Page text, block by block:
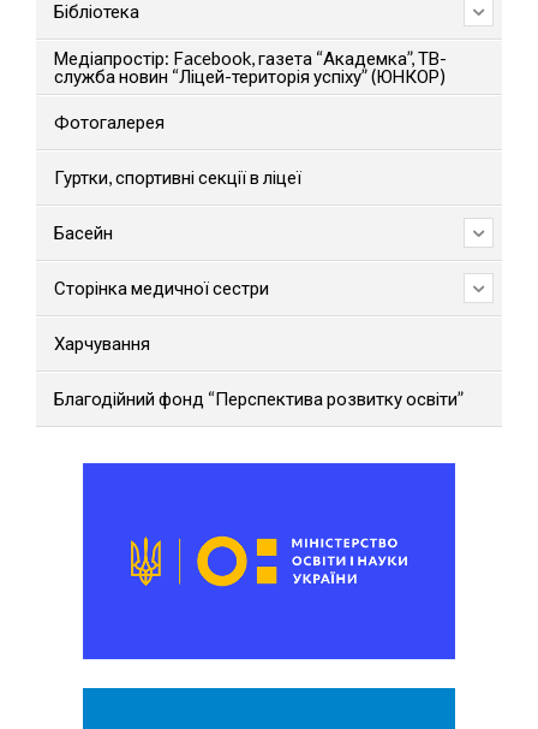
Бібліотека
Медіапростір: Facebook, газета “Академка”, ТВ-
служба новин “Ліцей-територія успіху” (ЮНКОР)
Фотогалерея
Гуртки, спортивні секції в ліцеї
Басейн
Сторінка медичної сестри
Харчування
Благодійний фонд “Перспектива розвитку освіти”